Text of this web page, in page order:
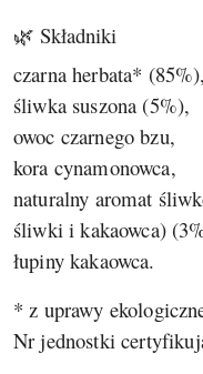
🌿 Składniki
czarna herbata* (85%),
śliwka suszona (5%),
owoc czarnego bzu,
kora cynamonowca,
naturalny aromat
śliwki i kakaowca)
łupiny kakaowca.
* z uprawy
Nr jednostki